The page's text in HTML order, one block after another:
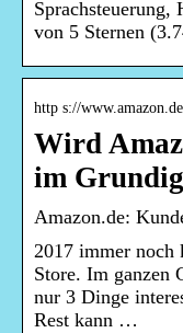
von 5 Sternen
http s://
Wird
im
Amazon.de:
2017 immer noch
Store. Im ganzen
nur 3 Dinge
Rest kann …